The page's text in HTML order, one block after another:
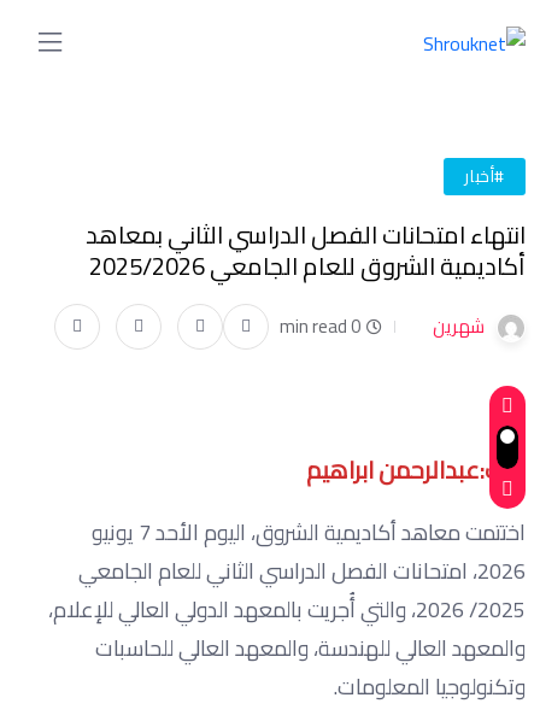
#أخبار
انتهاء امتحانات الفصل الدراسي الثاني بمعاهد
أكاديمية الشروق للعام الجامعي 2025/2026
شهرين 0 min read
كتب:عبدالرحمن ابراهيم
اختتمت معاهد أكاديمية الشروق، اليوم الأحد 7 يونيو
2026، امتحانات الفصل الدراسي الثاني للعام الجامعي
2025/ 2026، والتي أُجريت بالمعهد الدولي العالي للإعلام،
والمعهد العالي للهندسة، والمعهد العالي للحاسبات
وتكنولوجيا المعلومات.